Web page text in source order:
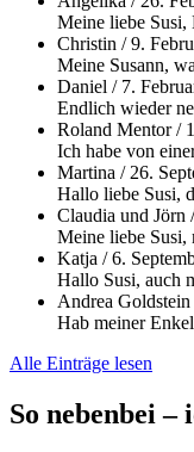
Meine liebe Susi,
Christin /9.
Meine Susann,
Daniel / 7.
Endlich wieder
Roland Mentor/
Ich habe von
Martina / 26.
Hallo liebe Susi,
Claudia und Jörn
Meine liebe Susi,
Katja /6.
Hallo Susi, auch
Andrea Goldstein
Hab meiner
Alle Einträge lesen
So nebenbei